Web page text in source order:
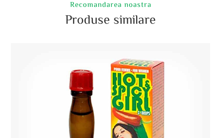
Recomandarea noastra
Produse similare